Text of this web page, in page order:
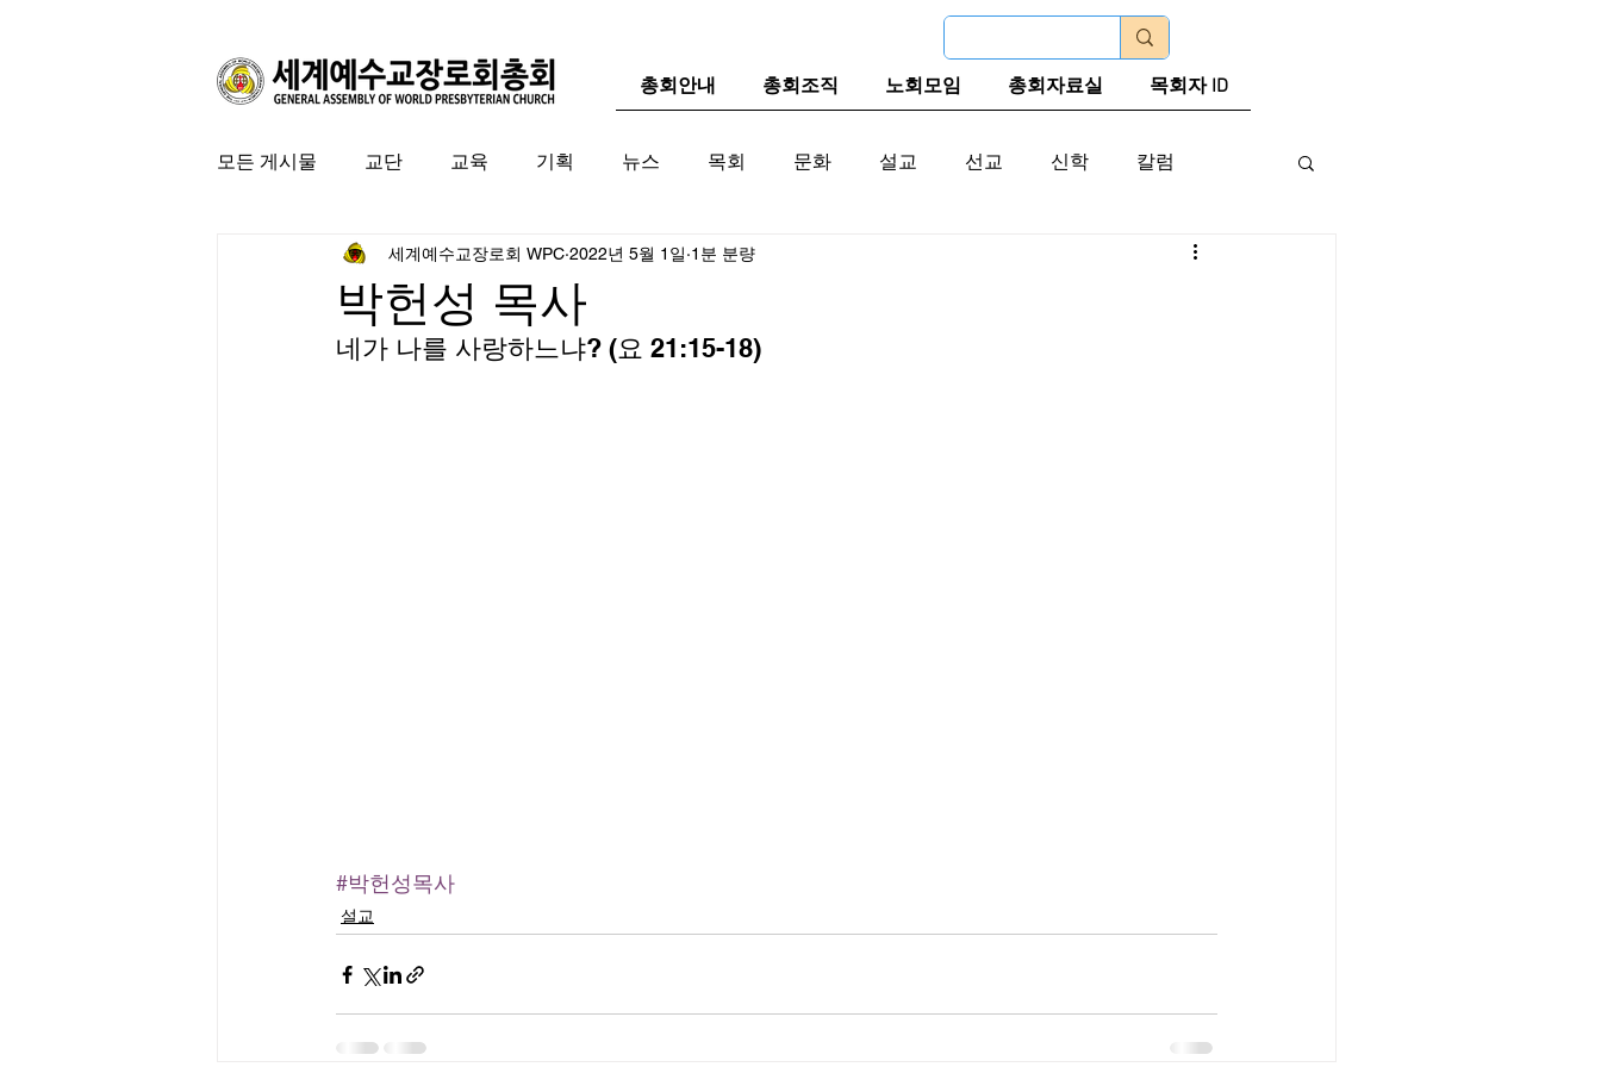
총회안내 총회조직 노회모임 총회자료실 목회자 ID
모든 게시물 교단 교육 기획 뉴스 목회 문화 설교 선교 신학 칼럼
특집 미국 교계 한국 교계 교단역사
박헌성 목사
세계예수교장로회 WPC 2022년 5월 1일 1분 분량
네가 나를 사랑하느냐? (요 21:15-18)
#박헌성목사
설교